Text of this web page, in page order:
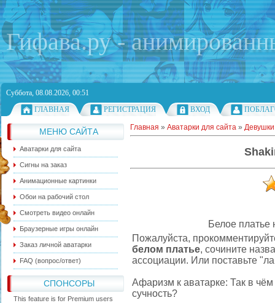
Гифава.ру -
Суббота, 08.08.2026, 00:51
ГЛАВНАЯ
РЕГИСТРАЦИЯ ВХОД
МЕНЮ САЙТА
Аватарки для сайта
Сигны на заказ
Анимационные картинки
Обои на рабочий стол
Смотреть видео онлайн
Браузерные игры онлайн
Заказ личной аватарки
FAQ (вопрос/ответ)
СПОНСОРЫ
This feature is for Premium users
Главная » Аватарки для сайта »
Белое
Пожалуйста,
белом платье, сочините
ассоциации. Или поставьте
Афаризм к аватарке: Так в
сучность?